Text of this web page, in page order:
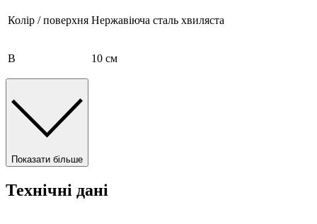
Колір / поверхня Нержавіюча сталь хвиляста
B 10 см
Показати більше
Технічні дані